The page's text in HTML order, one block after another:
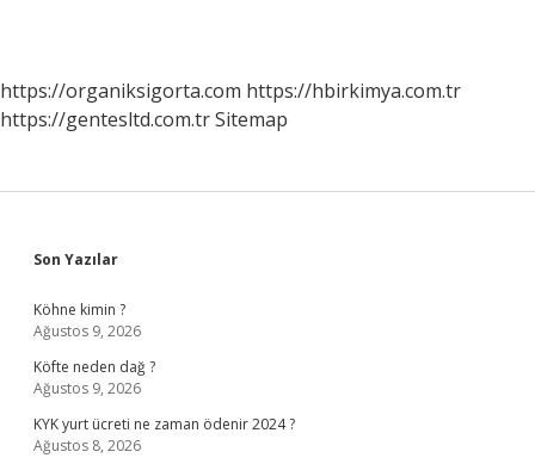
https://organiksigorta.com https://hbirkimya.com.tr
https://gentesltd.com.trSitemap
Sidebar
Son Yazılar
Köhne kimin ?
Ağustos 9, 2026
Köfte neden dağ ?
Ağustos 9, 2026
KYK yurt ücreti ne zaman ödenir 2024 ?
Ağustos 8, 2026